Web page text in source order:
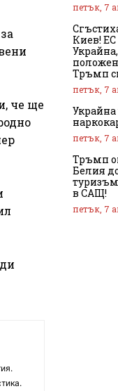
че ще
петък, 7
Киев!
Тръмп
петък, 7
петък, 7
Тръмп
Белия
в САЩ!
петък, 7